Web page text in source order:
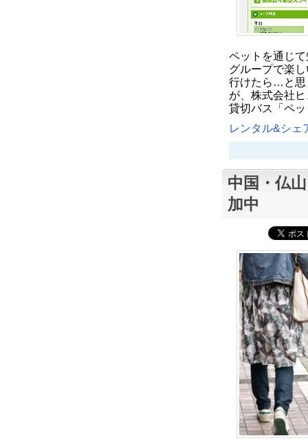
ペットを通じ
グループで楽
行けたら…と思
が、株式会社
貸切バス「ペ
レンタル&シェ
中国・仏
加中